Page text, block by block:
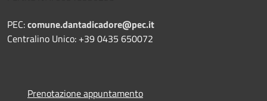
PEC:comune.dantadicadore@pec.it
Centralino Unico: +39 0435 650072
Prenotazione appuntamento